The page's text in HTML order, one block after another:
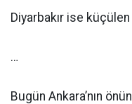
Diyarbakır ise
…
Bugün Ankara’nın